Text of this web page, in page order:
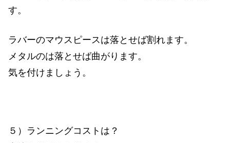
す。
ラバーのマウスピースは落とせば割れます。
メタルのは落とせば曲がります。
気を付けましょう。
５）ランニングコストは？